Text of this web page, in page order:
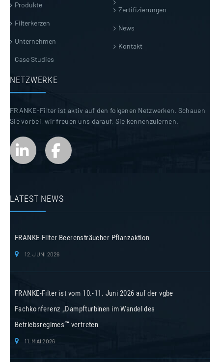
Produkte
Filterkerzen
Unternehmen
Case Studies
Zertifizierungen
News
Kontakt
NETZWERKE
FRANKE-Filter ist aktiv auf den folgenen Netzwerken. Schauen
Sie vorbei, wir freuen uns darauf, Sie kennenzulernen.
LATEST NEWS
FRANKE-Filter Beerensträucher Pflanzaktion
12. JUNI 2026
FRANKE-Filter ist vom 10.-11. Juni 2026 auf der vgbe
Fachkonferenz „Dampfturbinen im Wandel des
Betriebsregimes““ vertreten
11. MAI 2026